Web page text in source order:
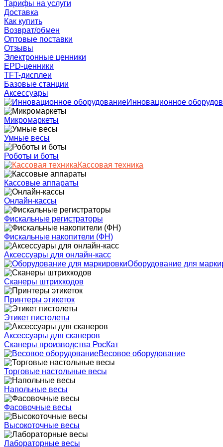
Тарифы на услуги
Доставка
Как купить
Возврат/обмен
Оптовые поставки
Отзывы
Электронные ценники
EPD-ценники
TFT-дисплеи
Базовые станции
Аксессуары
Инновационное
Микромаркеты
Умные весы
Роботы и боты
Кассовая техника
Кассовые аппараты
Онлайн-кассы
Фискальные регистраторы
Фискальные накопители (ФН)
Аксессуары для онлайн-касс
Оборудование для
Сканеры штрихкодов
Принтеры этикеток
Этикет пистолеты
Аксессуары для сканеров
Сканеры производства РосКат
Весовое оборудование
Торговые настольные весы
Напольные весы
Фасовочные весы
Высокоточные весы
Лабораторные весы